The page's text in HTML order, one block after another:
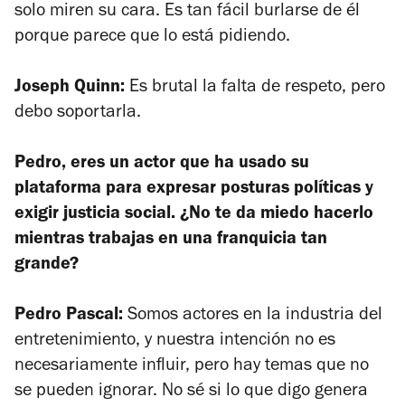
solo miren su cara. Es tan fácil burlarse de él
porque parece que lo está pidiendo.
Joseph Quinn: Es brutal la falta de respeto, pero
debo soportarla.
Pedro, eres un actor que ha usado su
plataforma para expresar posturas políticas y
exigir justicia social. ¿No te da miedo hacerlo
mientras trabajas en una franquicia tan
grande?
Pedro Pascal: Somos actores en la industria del
entretenimiento, y nuestra intención no es
necesariamente influir, pero hay temas que no
se pueden ignorar. No sé si lo que digo genera